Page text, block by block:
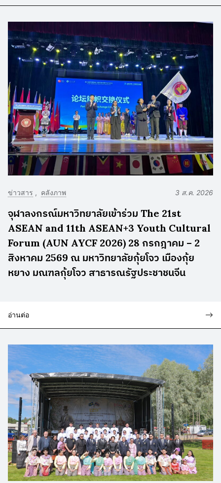
ข่าวสาร คลังภาพ 3 ส.ค. 2026
จุฬาลงกรณ์มหาวิทยาลัยเข้าร่วม The 21st
ASEAN and 11th ASEAN+3 Youth Cultural
Forum (AUN AYCF 2026) 28 กรกฎาคม – 2
สิงหาคม 2569 ณ มหาวิทยาลัยกุ้ยโจว เมืองกุ้ย
หยาง มณฑลกุ้ยโจว สาธารณรัฐประชาชนจีน
อ่านต่อ